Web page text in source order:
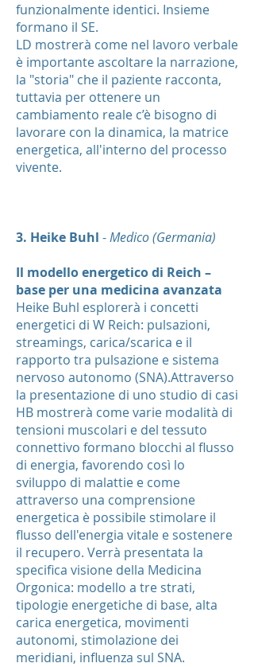
funzionalmente identici. Insieme
formano il SE.
LD mostrerà come nel lavoro verbale
è importante ascoltare la narrazione,
la "storia" che il paziente racconta,
tuttavia per ottenere un
cambiamento reale c’è bisogno di
lavorare con la dinamica, la matrice
energetica, all'interno del processo
vivente.
3. Heike Buhl -Medico (Germania)
Il modello energetico di Reich –
base per una medicina avanzata
Heike Buhl esplorerà i concetti
energetici di W Reich: pulsazioni,
streamings, carica/scarica e il
rapporto tra pulsazione e sistema
nervoso autonomo (SNA).Attraverso
la presentazione di uno studio di casi
HB mostrerà come varie modalità di
tensioni muscolari e del tessuto
connettivo formano blocchi al flusso
di energia, favorendo così lo
sviluppo di malattie e come
attraverso una comprensione
energetica è possibile stimolare il
flusso dell'energia vitale e sostenere
il recupero. Verrà presentata la
specifica visione della Medicina
Orgonica: modello a tre strati,
tipologie energetiche di base, alta
carica energetica, movimenti
autonomi, stimolazione dei
meridiani, influenza sul SNA.